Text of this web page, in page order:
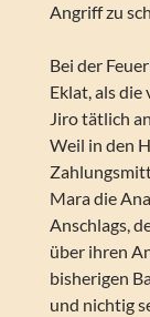
Angriff zu
Bei der
Eklat, als
Jiro tätlich
Weil in den
Mara die
Anschlags,
über ihren
bisherigen
und nichtig